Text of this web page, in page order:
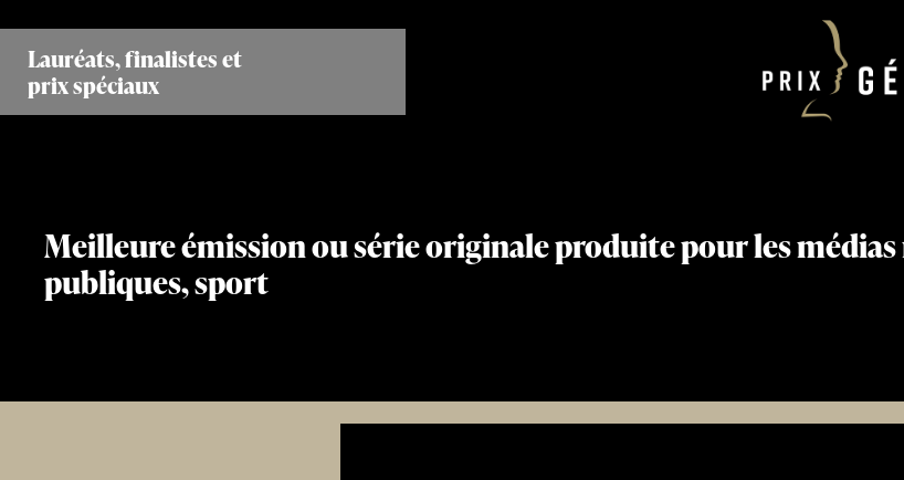
contenu
principal
Lauréats, finalistes et
prix spéciaux
Meilleure émission ou série originale produite pour les
publiques, sport